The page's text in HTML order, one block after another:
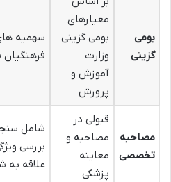
بومی
گزینی
معیارهای
بومی گزینی
وزارت
آموزش و
پرورش
سهمیه
مصاحبه
تخصصی
قبولی در
مصاحبه و
معاینه
پزشکی
شامل
بررسی
علاقه به